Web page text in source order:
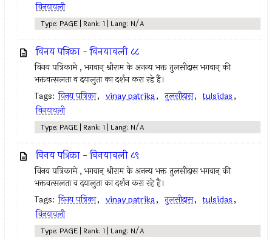
विनयावली
Type: PAGE | Rank: 1 | Lang: N/A
विनय पत्रिका - विनयावली ८८
विनय पत्रिकामे , भगवान् श्रीराम के अनन्य भक्त तुलसीदास भगवान् की
भक्तवत्सलता व दयालुता का दर्शन करा रहे हैं।
Tags: विनय पत्रिका, vinay patrika, तुलसीदास, tulsidas,
विनयावली
Type: PAGE | Rank: 1 | Lang: N/A
विनय पत्रिका - विनयावली ८९
विनय पत्रिकामे , भगवान् श्रीराम के अनन्य भक्त तुलसीदास भगवान् की
भक्तवत्सलता व दयालुता का दर्शन करा रहे हैं।
Tags: विनय पत्रिका, vinay patrika, तुलसीदास, tulsidas,
विनयावली
Type: PAGE | Rank: 1 | Lang: N/A